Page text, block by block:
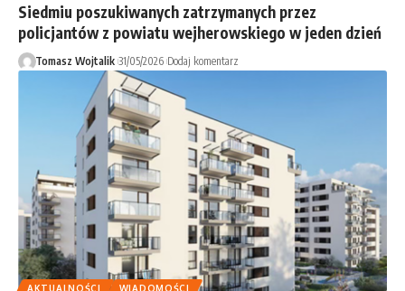
Siedmiu poszukiwanych zatrzymanych przez
policjantów z powiatu wejherowskiego w jeden dzień
Tomasz Wojtalik 31/05/2026 Dodaj komentarz
AKTUALNOŚCI WIADOMOŚCI